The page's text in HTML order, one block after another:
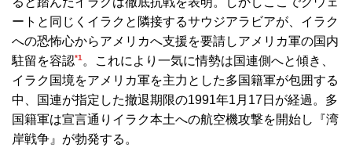
ートと同じくイラクと隣接するサウジアラビアが、イラク
への恐怖心からアメリカへ支援を要請しアメリカ軍の国内
駐留を容認*1 。これにより一気に情勢は国連側へと傾き、
イラク国境をアメリカ軍を主力とした多国籍軍が包囲する
中、国連が指定した撤退期限の1991年1月17日が経過。多
国籍軍は宣言通りイラク本土への航空機攻撃を開始し『湾
岸戦争』が勃発する。